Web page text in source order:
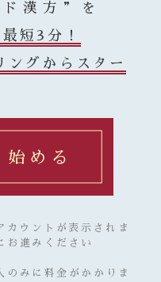
漢方”を
短3分！
ングからスター
める
ウントが表示されま
お進みください
みに料金がかかりま